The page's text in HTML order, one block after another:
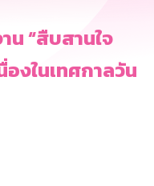
น “สืบสานใจ
งในเทศกาลวัน